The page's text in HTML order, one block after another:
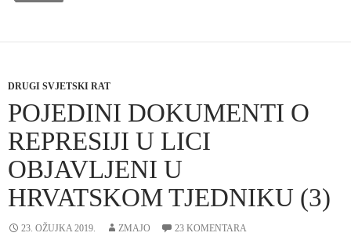
DRUGI SVJETSKI RAT
POJEDINI DOKUMENTI O
REPRESIJI U LICI
OBJAVLJENI U
HRVATSKOM TJEDNIKU (3)
23. OŽUJKA 2019. ZMAJO 23 KOMENTARA